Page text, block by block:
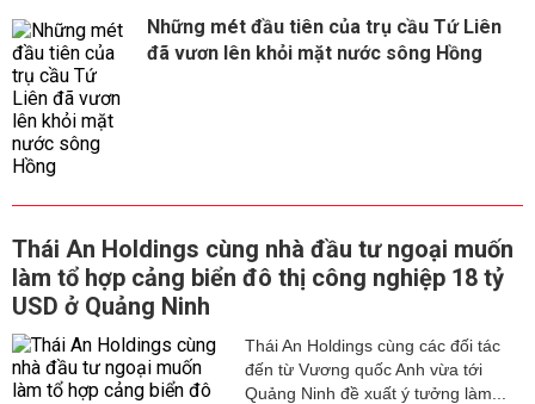
Những mét đầu tiên của trụ cầu Tứ Liên
đã vươn lên khỏi mặt nước sông Hồng
Thái An Holdings cùng nhà đầu tư ngoại muốn
làm tổ hợp cảng biển đô thị công nghiệp 18 tỷ
USD ở Quảng Ninh
Thái An Holdings cùng các đối tác
đến từ Vương quốc Anh vừa tới
Quảng Ninh đề xuất ý tưởng làm...